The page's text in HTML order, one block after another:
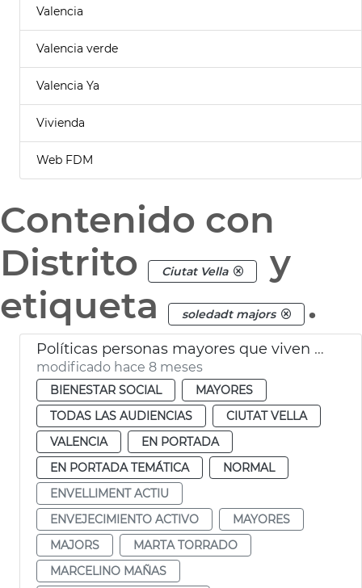
Valencia
Valencia verde
Valencia Ya
Vivienda
Web FDM
Contenido con
Distrito
Ciutat Vella
y
etiqueta
soledadt majors .
Políticas personas mayores que viven a solas València
modificado hace 8 meses
BIENESTAR SOCIAL
MAYORES
TODAS LAS AUDIENCIAS
CIUTAT VELLA
VALENCIA
EN PORTADA
EN PORTADA TEMÁTICA
NORMAL
ENVELLIMENT ACTIU
ENVEJECIMIENTO ACTIVO
MAYORES
MAJORS
MARTA TORRADO
MARCELINO MAÑAS